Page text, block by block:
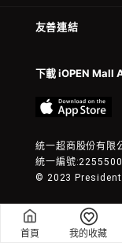
首頁 我的收藏
友善連結
下載 iOPEN Mall
統一超商股份有限
統一編號
© 2023